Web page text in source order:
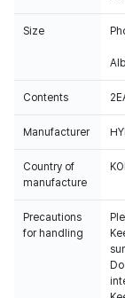
Size
Contents
Manufacturer
Country of
manufacture
Precautions
for handling